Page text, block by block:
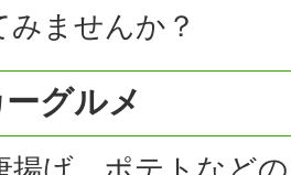
ませんか？
グルメ